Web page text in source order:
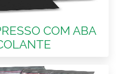
COM ABA